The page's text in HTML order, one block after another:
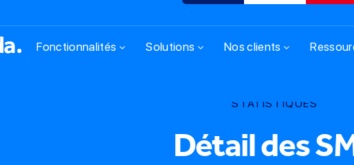
Fonctionnalités Solutions Nos clients
STATISTIQUES
Détail des